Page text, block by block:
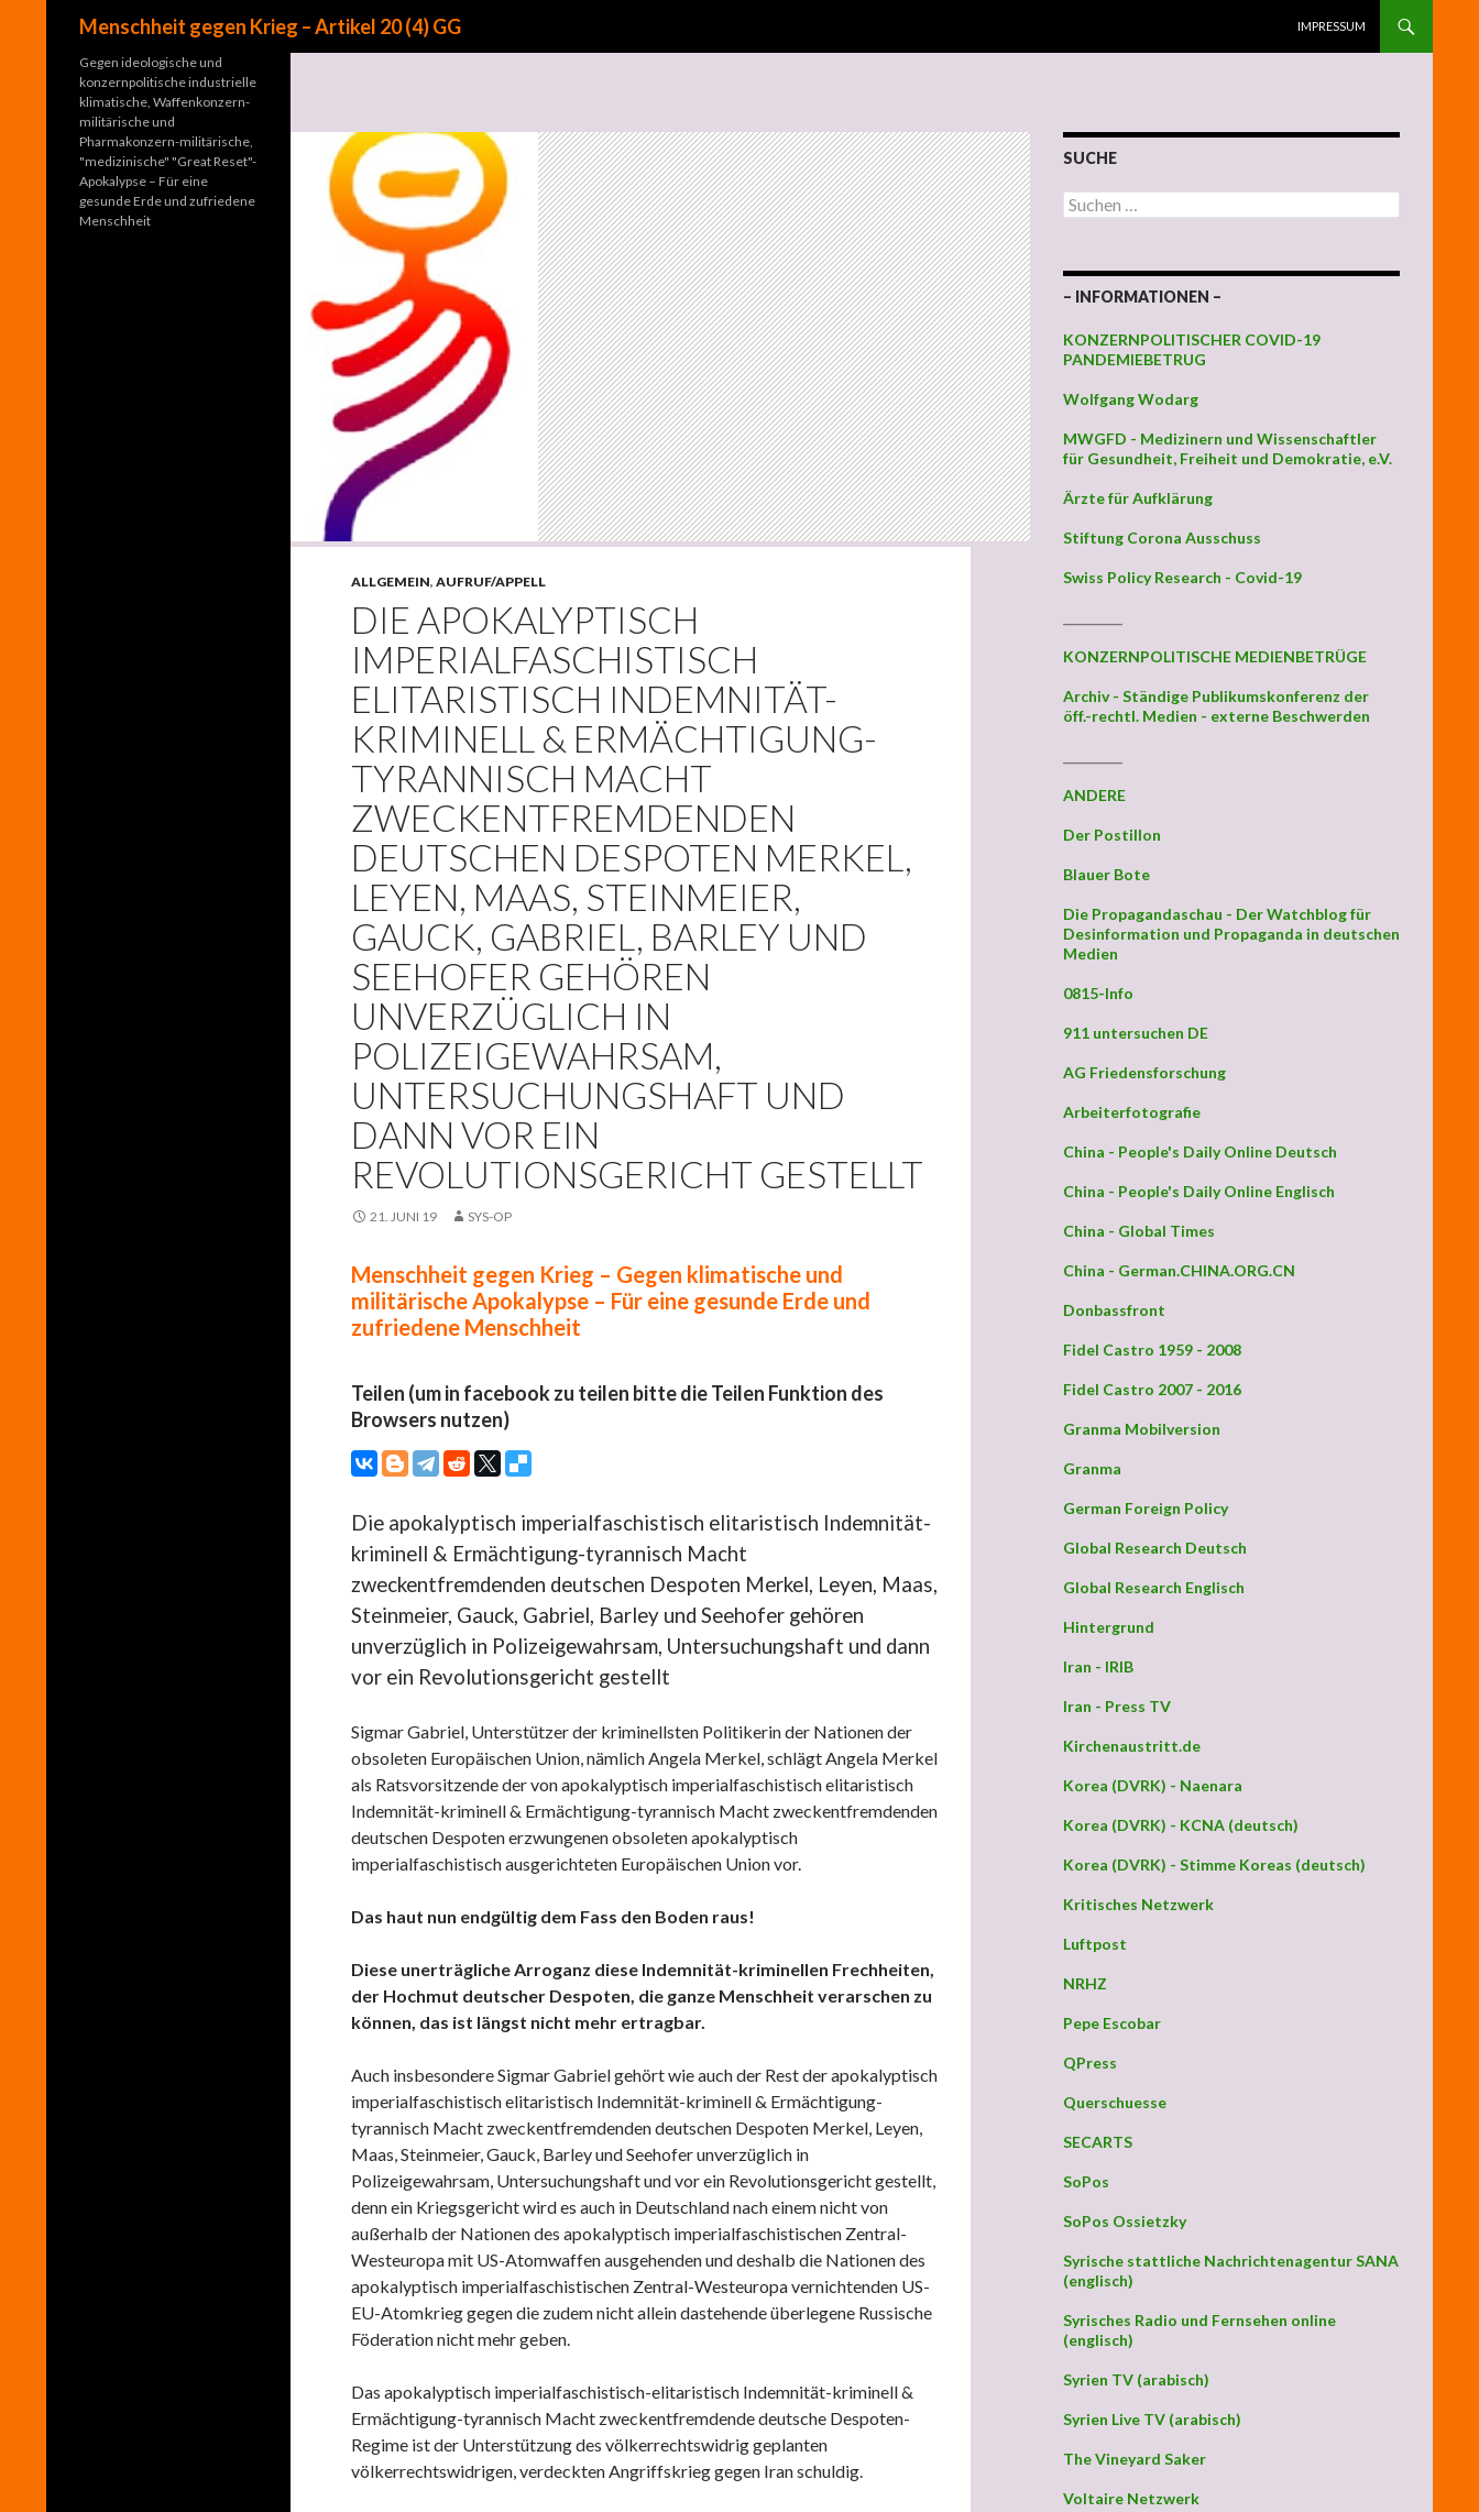
Menschheit gegen Krieg – Artikel 20 (4) GG
IMPRESSUM
ALLGEMEIN, AUFRUF/APPELL
DIE APOKALYPTISCH
IMPERIALFASCHISTISCH
ELITARISTISCH INDEMNITÄT-
KRIMINELL & ERMÄCHTIGUNG-
TYRANNISCH MACHT
ZWECKENTFREMDENDEN
DEUTSCHEN DESPOTEN MERKEL,
LEYEN, MAAS, STEINMEIER,
GAUCK, GABRIEL, BARLEY UND
SEEHOFER GEHÖREN
UNVERZÜGLICH IN
POLIZEIGEWAHRSAM,
UNTERSUCHUNGSHAFT UND
DANN VOR EIN
REVOLUTIONSGERICHT GESTELLT
21. JUNI 19 SYS-OP
Menschheit gegen Krieg – Gegen klimatische und
militärische Apokalypse – Für eine gesunde Erde und
zufriedene Menschheit
Teilen (um in facebook zu teilen bitte die Teilen Funktion des
Browsers nutzen)
Die apokalyptisch imperialfaschistisch elitaristisch Indemnität-
kriminell & Ermächtigung-tyrannisch Macht
zweckentfremdenden deutschen Despoten Merkel, Leyen, Maas,
Steinmeier, Gauck, Gabriel, Barley und Seehofer gehören
unverzüglich in Polizeigewahrsam, Untersuchungshaft und dann
vor ein Revolutionsgericht gestellt
Sigmar Gabriel, Unterstützer der kriminellsten Politikerin der Nationen der
obsoleten Europäischen Union, nämlich Angela Merkel, schlägt Angela Merkel
als Ratsvorsitzende der von apokalyptisch imperialfaschistisch elitaristisch
Indemnität-kriminell & Ermächtigung-tyrannisch Macht zweckentfremdenden
deutschen Despoten erzwungenen obsoleten apokalyptisch
imperialfaschistisch ausgerichteten Europäischen Union vor.
Das haut nun endgültig dem Fass den Boden raus!
Diese unerträgliche Arroganz diese Indemnität-kriminellen Frechheiten,
der Hochmut deutscher Despoten, die ganze Menschheit verarschen zu
können, das ist längst nicht mehr ertragbar.
Auch insbesondere Sigmar Gabriel gehört wie auch der Rest der apokalyptisch
imperialfaschistisch elitaristisch Indemnität-kriminell & Ermächtigung-
tyrannisch Macht zweckentfremdenden deutschen Despoten Merkel, Leyen,
Maas, Steinmeier, Gauck, Barley und Seehofer unverzüglich in
Polizeigewahrsam, Untersuchungshaft und vor ein Revolutionsgericht gestellt,
denn ein Kriegsgericht wird es auch in Deutschland nach einem nicht von
außerhalb der Nationen des apokalyptisch imperialfaschistischen Zentral-
Westeuropa mit US-Atomwaffen ausgehenden und deshalb die Nationen des
apokalyptisch imperialfaschistischen Zentral-Westeuropa vernichtenden US-
EU-Atomkrieg gegen die zudem nicht allein dastehende überlegene Russische
Föderation nicht mehr geben.
Das apokalyptisch imperialfaschistisch-elitaristisch Indemnität-kriminell &
Ermächtigung-tyrannisch Macht zweckentfremdende deutsche Despoten-
Regime ist der Unterstützung des völkerrechtswidrig geplanten
völkerrechtswidrigen, verdeckten Angriffskrieg gegen Iran schuldig.
SUCHE
Suchen nach:
– INFORMATIONEN –
KONZERNPOLITISCHER COVID-19
PANDEMIEBETRUG
Wolfgang Wodarg
MWGFD - Medizinern und Wissenschaftler
für Gesundheit, Freiheit und Demokratie, e.V.
Ärzte für Aufklärung
Stiftung Corona Ausschuss
Swiss Policy Research - Covid-19
KONZERNPOLITISCHE MEDIENBETRÜGE
Archiv - Ständige Publikumskonferenz der
öff.-rechtl. Medien - externe Beschwerden
ANDERE
Der Postillon
Blauer Bote
Die Propagandaschau - Der Watchblog für
Desinformation und Propaganda in deutschen
Medien
0815-Info
911 untersuchen DE
AG Friedensforschung
Arbeiterfotografie
China - People's Daily Online Deutsch
China - People's Daily Online Englisch
China - Global Times
China - German.CHINA.ORG.CN
Donbassfront
Fidel Castro 1959 - 2008
Fidel Castro 2007 - 2016
Granma Mobilversion
Granma
German Foreign Policy
Global Research Deutsch
Global Research Englisch
Hintergrund
Iran - IRIB
Iran - Press TV
Kirchenaustritt.de
Korea (DVRK) - Naenara
Korea (DVRK) - KCNA (deutsch)
Korea (DVRK) - Stimme Koreas (deutsch)
Kritisches Netzwerk
Luftpost
NRHZ
Pepe Escobar
QPress
Querschuesse
SECARTS
SoPos
SoPos Ossietzky
Syrische stattliche Nachrichtenagentur SANA
(englisch)
Syrisches Radio und Fernsehen online
(englisch)
Syrien TV (arabisch)
Syrien Live TV (arabisch)
The Vineyard Saker
Voltaire Netzwerk
Gegen ideologische und
konzernpolitische industrielle
klimatische, Waffenkonzern-
militärische und
Pharmakonzern-militärische,
"medizinische" "Great Reset"-
Apokalypse – Für eine
gesunde Erde und zufriedene
Menschheit